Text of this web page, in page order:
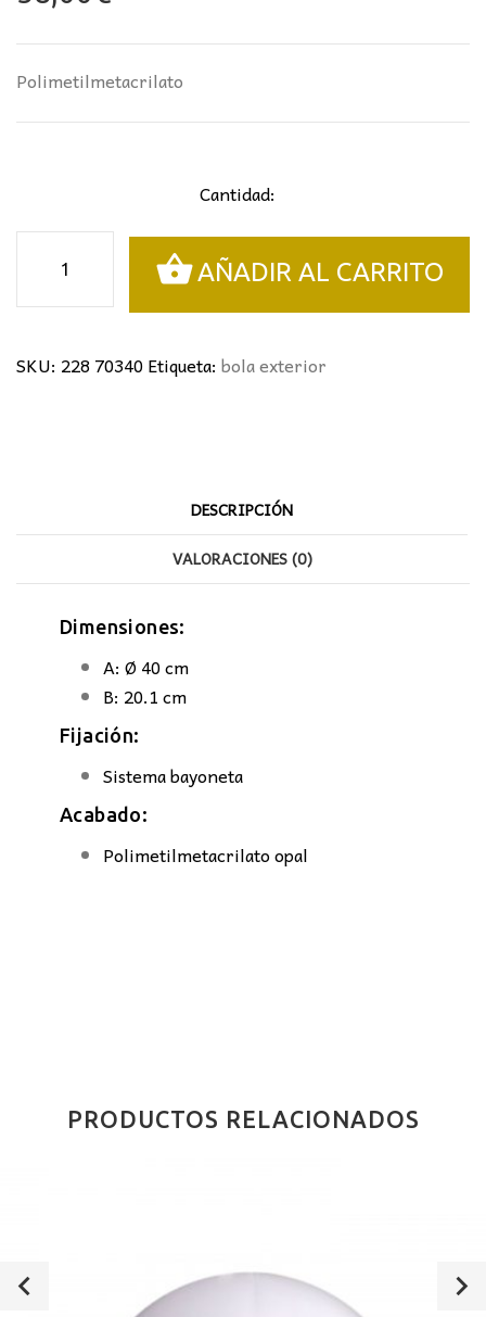
Polimetilmetacrilato
Cantidad:
Repuesto
Exterior
AÑADIR AL CARRITO
SKU: 228 70340Etiqueta: bola exterior
DESCRIPCIÓN
VALORACIONES (0)
Dimensiones:
A: Ø 40 cm
B: 20.1 cm
Fijación:
Sistema bayoneta
Acabado:
Polimetilmetacrilato opal
PRODUCTOS RELACIONADOS